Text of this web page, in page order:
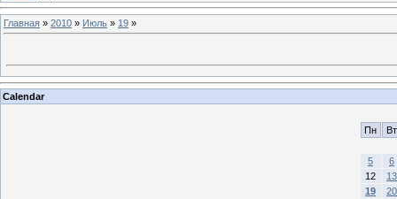
Главная » 2010 » Июль » 19 »
Calendar
Пн Вт
5
6
12
13
19
20